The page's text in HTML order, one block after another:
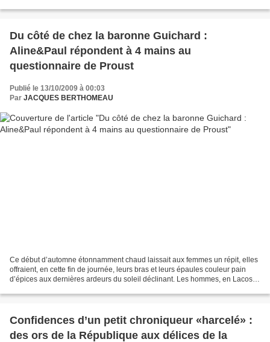
Du côté de chez la baronne Guichard :
Aline&Paul répondent à 4 mains au
questionnaire de Proust
Publié le 13/10/2009 à 00:03
Par JACQUES BERTHOMEAU
Ce début d’automne étonnamment chaud laissait aux femmes un répit, elles
offraient, en cette fin de journée, leurs bras et leurs épaules couleur pain
d’épices aux dernières ardeurs du soleil déclinant. Les hommes, en Lacoste
Confidences d’un petit chroniqueur «harcelé» :
des ors de la République aux délices de la